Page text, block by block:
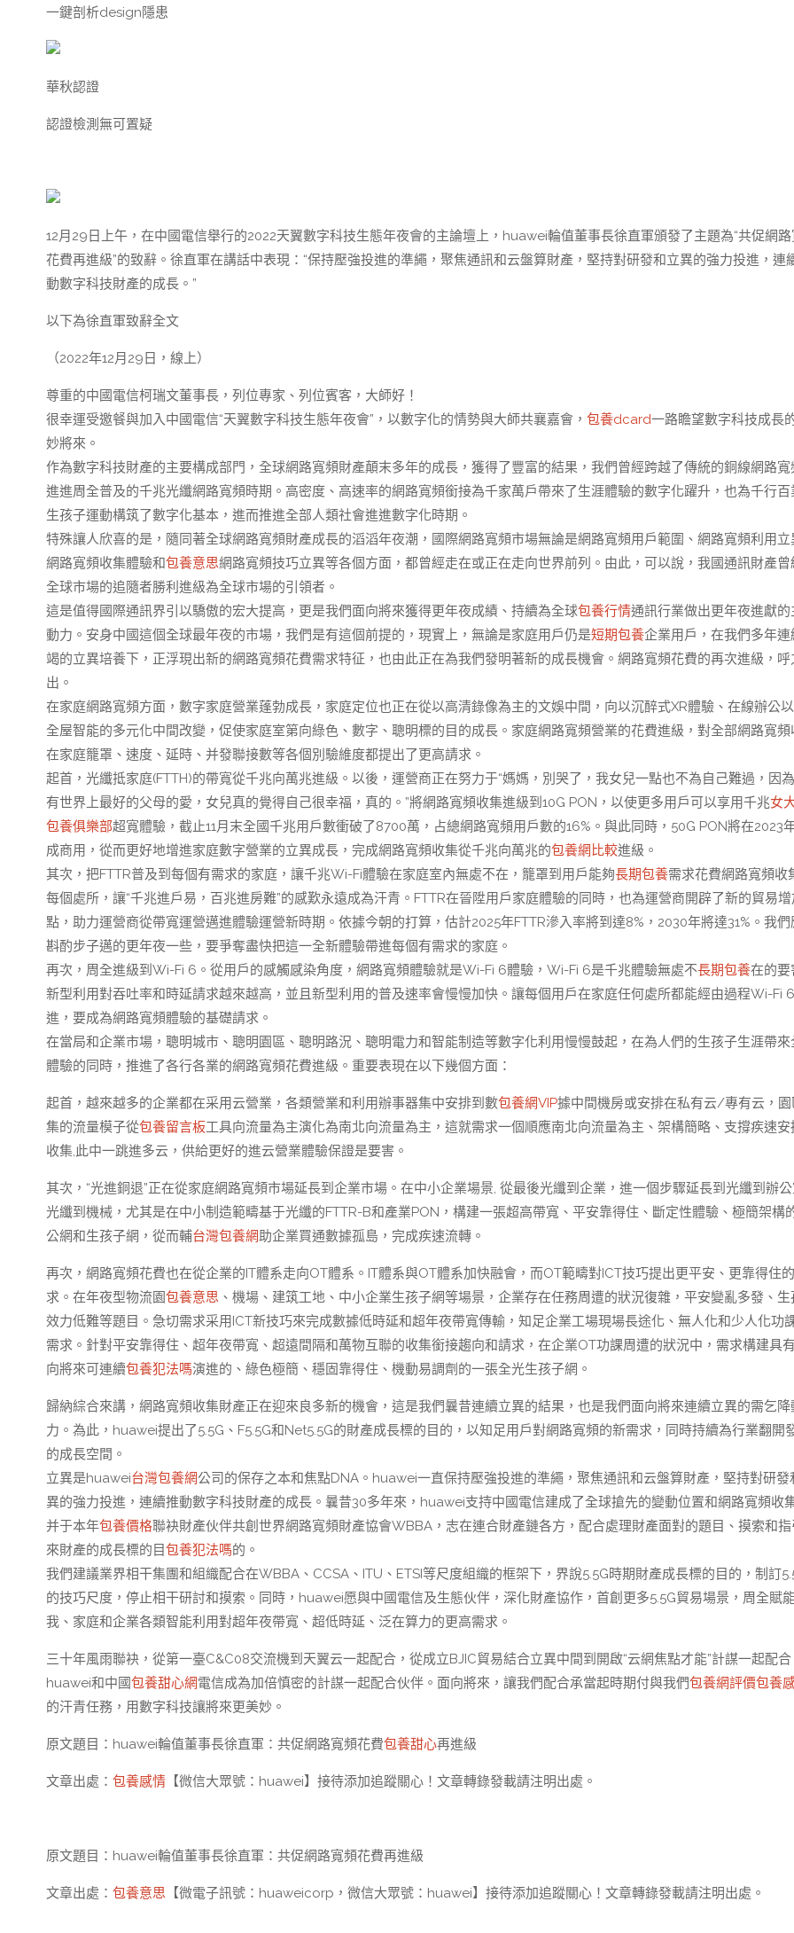
一鍵剖析design隱患
華秋認證
認證檢測無可置疑
12月29日上午，在中國電信舉行的2022天翼數字科技生態年夜會的主論壇上，huawei輪值董事長徐直軍頒發了主題為“共促網
花費再進級”的致辭。徐直軍在講話中表現：“保持壓強投進的準繩，聚焦通訊和云盤算財產，堅持對研發和立異的強力投進，連
動數字科技財產的成長。”
以下為徐直軍致辭全文
（2022年12月29日，線上）
尊重的中國電信柯瑞文董事長，列位專家、列位賓客，大師好！
很幸運受邀餐與加入中國電信“天翼數字科技生態年夜會”，以數字化的情勢與大師共襄嘉會， 包養dcard一路瞻望數字科技成長
妙將來。
作為數字科技財產的主要構成部門，全球網路寬頻財產顛末多年的成長，獲得了豐富的結果，我們曾經跨越了傳統的銅線網路寬
進進周全普及的千兆光纖網路寬頻時期。高密度、高速率的網路寬頻銜接為千家萬戶帶來了生涯體驗的數字化躍升，也為千行百
生孩子運動構筑了數字化基本，進而推進全部人類社會進進數字化時期。
特殊讓人欣喜的是，隨同著全球網路寬頻財產成長的滔滔年夜潮，國際網路寬頻市場無論是網路寬頻用戶範圍、網路寬頻利用立
網路寬頻收集體驗和包養意思網路寬頻技巧立異等各個方面，都曾經走在或正在走向世界前列。由此，可以說，我國通訊財產曾
全球市場的追隨者勝利進級為全球市場的引領者。
這是值得國際通訊界引以驕傲的宏大提高，更是我們面向將來獲得更年夜成績、持續為全球包養行情通訊行業做出更年夜進獻的
動力。安身中國這個全球最年夜的市場，我們是有這個前提的，現實上，無論是家庭用戶仍是短期包養企業用戶，在我們多年連
竭的立異培養下，正浮現出新的網路寬頻花費需求特征，也由此正在為我們發明著新的成長機會。網路寬頻花費的再次進級，呼
出。
在家庭網路寬頻方面，數字家庭營業蓬勃成長，家庭定位也正在從以高清錄像為主的文娛中間，向以沉醉式XR體驗、在線辦公
全屋智能的多元化中間改變，促使家庭室第向綠色、數字、聰明標的目的成長。家庭網路寬頻營業的花費進級，對全部網路寬頻
在家庭籠罩、速度、延時、并發聯接數等各個別驗維度都提出了更高請求。
起首，光纖抵家庭(FTTH)的帶寬從千兆向萬兆進級。以後，運營商正在努力于“媽媽，別哭了，我女兒一點也不為自己難過，因
有世界上最好的父母的愛，女兒真的覺得自己很幸福，真的。”將網路寬頻收集進級到10G PON，以使更多用戶可以享用千兆女
包養俱樂部超寬體驗，截止11月末全國千兆用戶數衝破了8700萬，占總網路寬頻用戶數的16%。與此同時，50G PON將在2023
成商用，從而更好地增進家庭數字營業的立異成長，完成網路寬頻收集從千兆向萬兆的包養網比較進級。
其次，把FTTR普及到每個有需求的家庭，讓千兆Wi-Fi體驗在家庭室內無處不在，籠罩到用戶能夠長期包養需求花費網路寬頻收
每個處所，讓“千兆進戶易，百兆進房難”的感歎永遠成為汗青。FTTR在晉陞用戶家庭體驗的同時，也為運營商開辟了新的貿易增
點，助力運營商從帶寬運營邁進體驗運營新時期。依據今朝的打算，估計2025年FTTR滲入率將到達8%，2030年將達31%。我們
斟酌步子邁的更年夜一些，要爭奪盡快把這一全新體驗帶進每個有需求的家庭。
再次，周全進級到Wi-Fi 6。從用戶的感觸感染角度，網路寬頻體驗就是Wi-Fi 6體驗，Wi-Fi 6是千兆體驗無處不長期包養在的要
新型利用對吞吐率和時延請求越來越高，並且新型利用的普及速率會慢慢加快。讓每個用戶在家庭任何處所都能經由過程Wi-Fi
進，要成為網路寬頻體驗的基礎請求。
在當局和企業市場，聰明城市、聰明園區、聰明路況、聰明電力和智能制造等數字化利用慢慢鼓起，在為人們的生孩子生涯帶來
體驗的同時，推進了各行各業的網路寬頻花費進級。重要表現在以下幾個方面：
起首，越來越多的企業都在采用云營業，各類營業和利用辦事器集中安排到數包養網VIP據中間機房或安排在私有云/專有云，園
集的流量模子從包養留言板工具向流量為主演化為南北向流量為主，這就需求一個順應南北向流量為主、架構簡略、支撐疾速安
收集,此中一跳進多云，供給更好的進云營業體驗保證是要害。
其次，“光進銅退”正在從家庭網路寬頻市場延長到企業市場。在中小企業場景, 從最後光纖到企業，進一個步驟延長到光纖到辦公
光纖到機械，尤其是在中小制造範疇基于光纖的FTTR-B和產業PON，構建一張超高帶寬、平安靠得住、斷定性體驗、極簡架構
公網和生孩子網，從而輔台灣包養網助企業買通數據孤島，完成疾速流轉。
再次，網路寬頻花費也在從企業的IT體系走向OT體系。IT體系與OT體系加快融會，而OT範疇對ICT技巧提出更平安、更靠得住
求。在年夜型物流園包養意思 、機場、建筑工地、中小企業生孩子網等場景，企業存在任務周遭的狀況復雜，平安變亂多發、生
效力低難等題目。急切需求采用ICT新技巧來完成數據低時延和超年夜帶寬傳輸，知足企業工場現場長途化、無人化和少人化功
需求。針對平安靠得住、超年夜帶寬、超遠間隔和萬物互聯的收集銜接趨向和請求，在企業OT功課周遭的狀況中，需求構建具
向將來可連續包養犯法嗎演進的、綠色極簡、穩固靠得住、機動易調劑的一張全光生孩子網。
歸納綜合來講，網路寬頻收集財產正在迎來良多新的機會，這是我們曩昔連續立異的結果，也是我們面向將來連續立異的需乞降
力。為此，huawei提出了5.5G、F5.5G和Net5.5G的財產成長標的目的，以知足用戶對網路寬頻的新需求，同時持續為行業翻開
的成長空間。
立異是huawei台灣包養網公司的保存之本和焦點DNA。huawei一直保持壓強投進的準繩，聚焦通訊和云盤算財產，堅持對研發
異的強力投進，連續推動數字科技財產的成長。曩昔30多年來，huawei支持中國電信建成了全球搶先的變動位置和網路寬頻收
并于本年包養價格聯袂財產伙伴共創世界網路寬頻財產協會WBBA，志在連合財產鏈各方，配合處理財產面對的題目、摸索和
來財產的成長標的目包養犯法嗎的。
我們建議業界相干集團和組織配合在WBBA、CCSA、ITU、ETSI等尺度組織的框架下，界說5.5G時期財產成長標的目的，制訂
的技巧尺度，停止相干研討和摸索。同時，huawei愿與中國電信及生態伙伴，深化財產協作，首創更多5.5G貿易場景，周全賦
我、家庭和企業各類智能利用對超年夜帶寬、超低時延、泛在算力的更高需求。
三十年風雨聯袂，從第一臺C&C08交流機到天翼云一起配合，從成立BJIC貿易結合立異中間到開啟“云網焦點才能”計謀一起配合
huawei和中國包養甜心網電信成為加倍慎密的計謀一起配合伙伴。面向將來，讓我們配合承當起時期付與我們包養網評價包養
的汗青任務，用數字科技讓將來更美妙。
原文題目：huawei輪值董事長徐直軍：共促網路寬頻花費包養甜心再進級
文章出處： 包養感情 【微信大眾號：huawei】接待添加追蹤關心！文章轉錄發載請注明出處。
原文題目：huawei輪值董事長徐直軍：共促網路寬頻花費再進級
文章出處： 包養意思 【微電子訊號：huaweicorp，微信大眾號：huawei】接待添加追蹤關心！文章轉錄發載請注明出處。